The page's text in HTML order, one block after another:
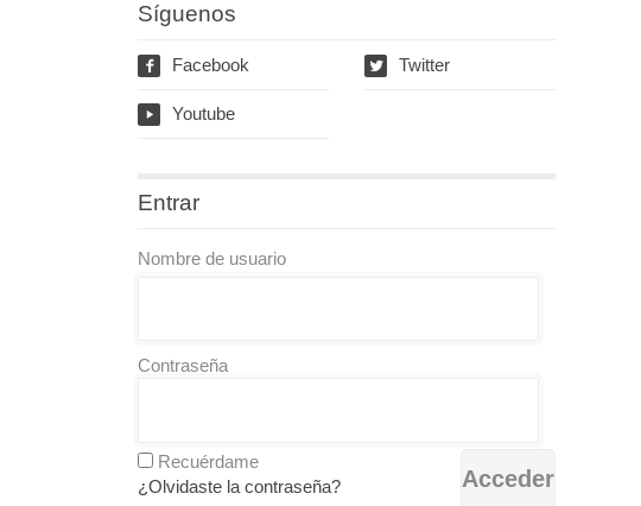
Síguenos
f Facebook w Twitter
y Youtube
Entrar
Nombre de usuario
Contraseña
Recuérdame
¿Olvidaste la contraseña?